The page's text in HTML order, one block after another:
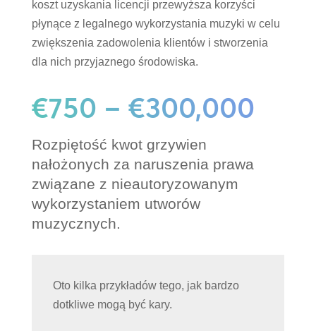
koszt uzyskania licencji przewyższa korzyści
płynące z legalnego wykorzystania muzyki w celu
zwiększenia zadowolenia klientów i stworzenia
dla nich przyjaznego środowiska.
€750 – €300,000
Rozpiętość kwot grzywien
nałożonych za naruszenia prawa
związane z nieautoryzowanym
wykorzystaniem utworów
muzycznych.
Oto kilka przykładów tego, jak bardzo
dotkliwe mogą być kary.